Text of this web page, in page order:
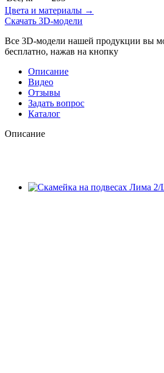
Цвета и материалы →
Скачать 3D-модели
Все 3D-модели нашей продукции вы
бесплатно, нажав на кнопку
Описание
Видео
Отзывы
Задать вопрос
Каталог
Описание